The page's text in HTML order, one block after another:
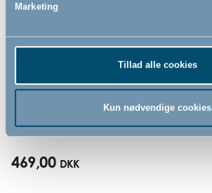
Marketing
Tillad alle cookies
Kun nødvendige cookies
Heart Microfiber babydyne
og babypude by BabyDan,
469,00 DKK